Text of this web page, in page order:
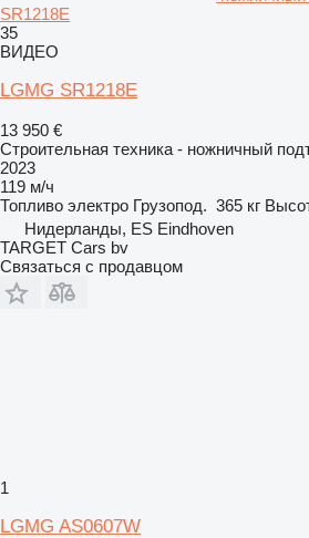
SR1218E
35
ВИДЕО
LGMG SR1218E
13 950 €
Строительная техника - ножничный
2023
119 м/ч
Топливо электро Грузопод. 365 кг
Нидерланды, ES Eindhoven
TARGET Cars bv
Связаться с продавцом
1
LGMG AS0607W